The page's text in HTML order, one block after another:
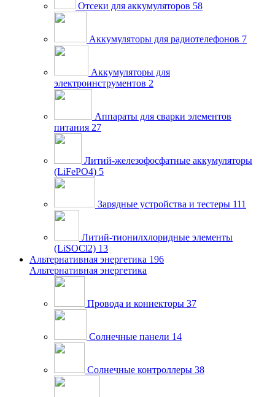
Отсеки для аккумуляторов 58
Аккумуляторы для радиотелефонов 7
Аккумуляторы для
электроинструментов 2
Аппараты для сварки элементов
питания 27
Литий-железофосфатные аккумуляторы
(LiFePO4) 5
Зарядные устройства и тестеры 111
Литий-тионилхлоридные элементы
(LiSOCl2) 13
Альтернативная энергетика 196
Альтернативная энергетика
Провода и коннекторы 37
Солнечные панели 14
Солнечные контроллеры 38